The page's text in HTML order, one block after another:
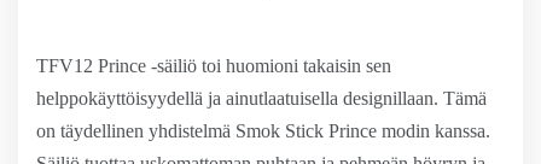
TFV12 Prince -säiliö toi huomioni takaisin sen
helppokäyttöisyydellä ja ainutlaatuisella designillaan. Tämä
on täydellinen yhdistelmä Smok Stick Prince modin kanssa.